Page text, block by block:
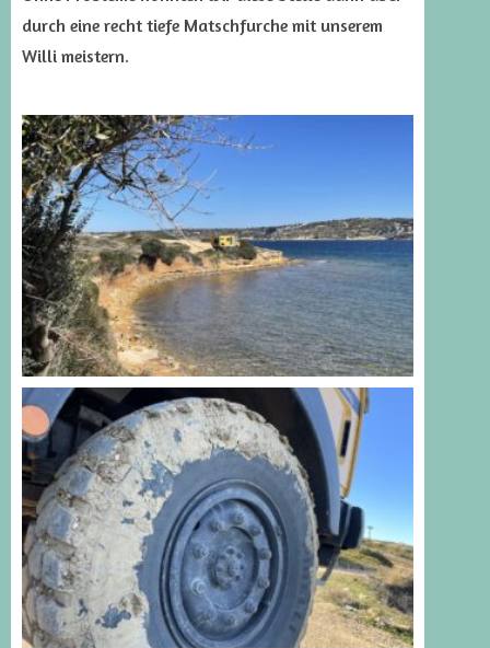
durch eine recht tiefe Matschfurche mit unserem
Willi meistern.